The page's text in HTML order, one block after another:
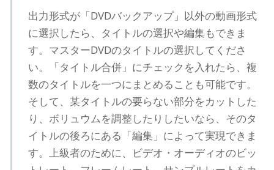
出力形式が「DVDバックアップ」以外の動画形式
に選択したら、タイトルの選択や編集もできま
す。マスターDVDのタイトルの選択してくださ
い。「タイトル合併」にチェックを入れたら、複
数のタイトルを一つにまとめることも可能です。
そして、某タイトルの要らない部分をカットした
り、ボリュウムを調整したりしたいなら、そのタ
イトルの後ろにある「編集」によって実現できま
す。上級者のために、ビデオ・オーディオのビッ